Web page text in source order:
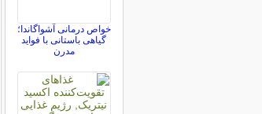
خواص درمانی آشواگاندا؛
گیاهی باستانی با فواید
مدرن